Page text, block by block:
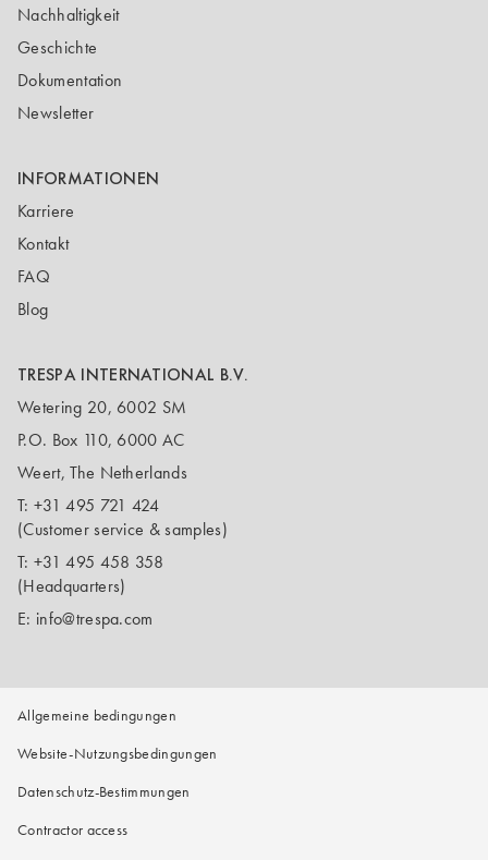
Nachhaltigkeit
Geschichte
Dokumentation
Newsletter
INFORMATIONEN
Karriere
Kontakt
FAQ
Blog
TRESPA INTERNATIONAL B.V.
Wetering 20, 6002 SM
P.O. Box 110, 6000 AC
Weert, The Netherlands
T: +31 495 721 424
(Customer service & samples)
T: +31 495 458 358
(Headquarters)
E: info@trespa.com
Allgemeine bedingungen
Website-Nutzungsbedingungen
Datenschutz-Bestimmungen
Contractor access